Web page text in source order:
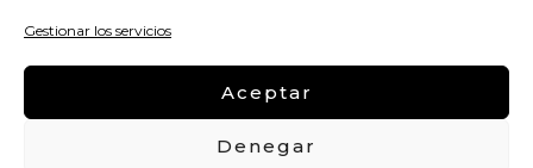
Gestionar los servicios
Aceptar
Denegar
LEGAL
STUDIO